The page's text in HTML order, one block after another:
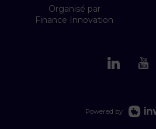
Organisé par
Finance Innovation
Powered by